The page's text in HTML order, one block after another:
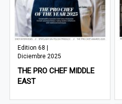
Edition 68 |
Diciembre 2025
THE PRO CHEF MIDDLE
EAST